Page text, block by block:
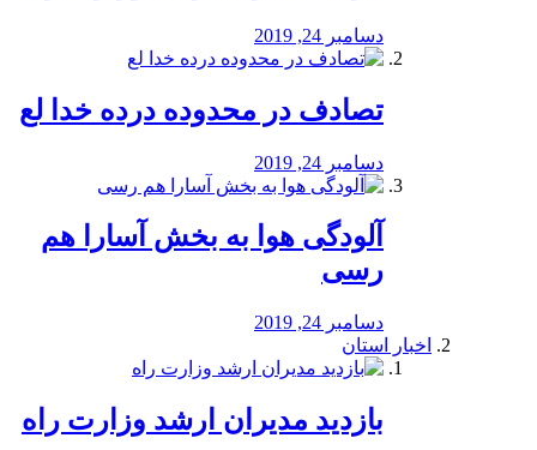
دسامبر 24, 2019
تصادف در محدوده درده خدا لع
دسامبر 24, 2019
آلودگی هوا به بخش آسارا هم
رسی
دسامبر 24, 2019
اخبار استان
بازدید مدیران ارشد وزارت راه